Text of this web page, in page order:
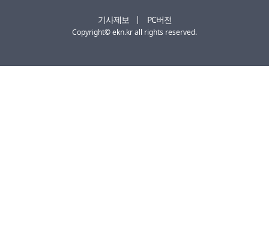
기사제보 PC버전
Copyright© ekn.kr all rights reserved.